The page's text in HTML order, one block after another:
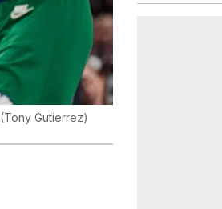
(Tony Gutierrez)